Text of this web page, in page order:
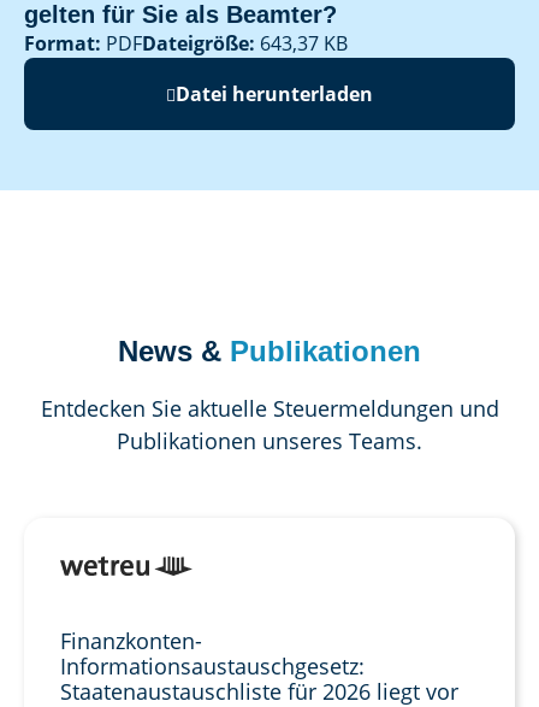
gelten für Sie als Beamter?
Format: PDFDateigröße: 643,37 KB
Datei herunterladen
News & Publikationen
Entdecken Sie aktuelle Steuermeldungen und
Publikationen unseres Teams.
Finanzkonten-
Informationsaustauschgesetz:
Staatenaustauschliste für 2026 liegt vor